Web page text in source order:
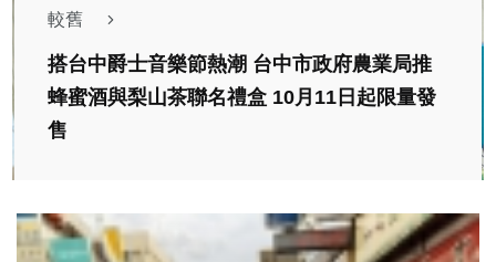
較舊
搭台中爵士音樂節熱潮 台中市政府農業局推
蜂蜜酒與梨山茶聯名禮盒 10月11日起限量發
售